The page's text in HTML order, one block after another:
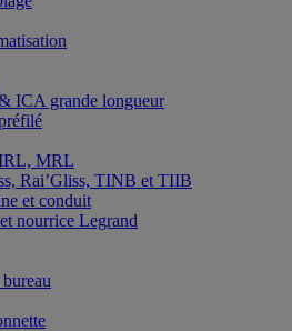
ICA grande longueur
MRL
Rai’Gliss, TINB et TIIB
et conduit
nourrice Legrand